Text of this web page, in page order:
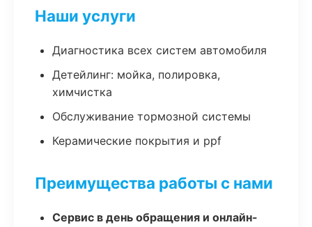
Наши услуги
Диагностика всех систем автомобиля
Детейлинг: мойка, полировка,
химчистка
Обслуживание тормозной системы
Керамические покрытия и ppf
Преимущества работы с нами
Сервис в день обращения и онлайн-